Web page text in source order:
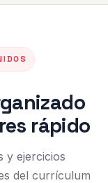
rápido
y ejercicios
del currículum